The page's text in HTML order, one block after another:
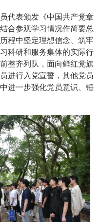
代表颁发《中国共产党章
合参观学习情况作简要总
程中坚定理想信念、筑牢
科研和服务集体的实际行
整齐列队，面向鲜红党旗
进行入党宣誓，其他党员
进一步强化党员意识、锤